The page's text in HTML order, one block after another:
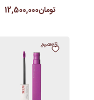
تومان12,500,000